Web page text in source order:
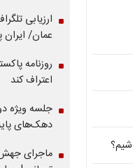
ارزیابی
عمان/ ایران
روزنامه
اعتراف کند
جلسه ویژه
دهک‌های